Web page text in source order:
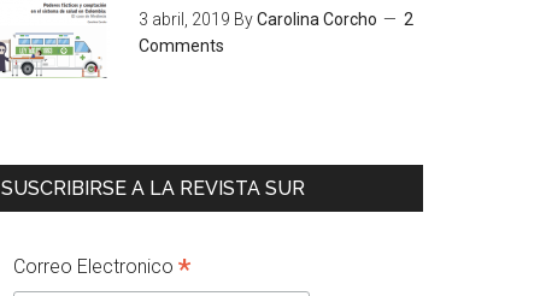
3 abril, 2019 ByCarolina Corcho
2
Comments
SUSCRIBIRSE A LA REVISTA SUR
Correo Electronico *